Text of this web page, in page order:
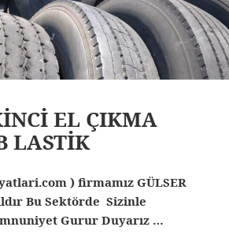
EL ÇIKMA
LASTİK
) firmamız GÜLSER
Bu Sektörde Sizinle
Gurur Duyarız …